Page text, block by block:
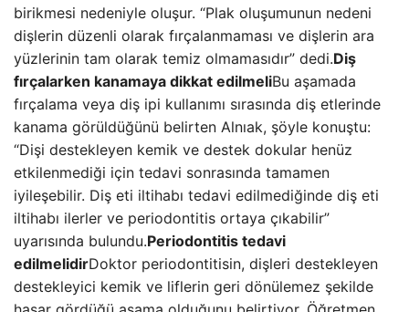
birikmesi nedeniyle oluşur. “Plak oluşumunun nedeni
dişlerin düzenli olarak fırçalanmaması ve dişlerin ara
yüzlerinin tam olarak temiz olmamasıdır” dedi.Diş
fırçalarken kanamaya dikkat edilmeliBu aşamada
fırçalama veya diş ipi kullanımı sırasında diş etlerinde
kanama görüldüğünü belirten Alnıak, şöyle konuştu:
“Dişi destekleyen kemik ve destek dokular henüz
etkilenmediği için tedavi sonrasında tamamen
iyileşebilir. Diş eti iltihabı tedavi edilmediğinde diş eti
iltihabı ilerler ve periodontitis ortaya çıkabilir”
uyarısında bulundu.Periodontitis tedavi
edilmelidirDoktor periodontitisin, dişleri destekleyen
destekleyici kemik ve liflerin geri dönülemez şekilde